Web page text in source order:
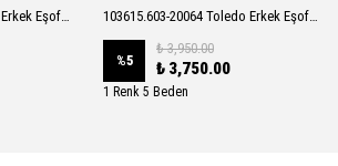
103615.100-20001 Toledo Erkek Eşofman Takımı 103615.603-20064 Toledo Erkek Eşofman Takımı
%5
₺ 3,950.00
₺ 3,750.00
1 Renk 5 Beden